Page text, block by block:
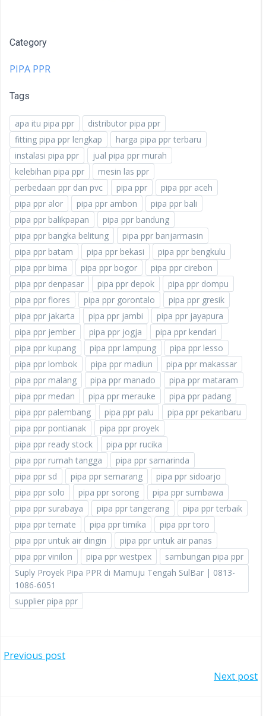
Category
PIPA PPR
Tags
apa itu pipa ppr
distributor pipa ppr
fitting pipa ppr lengkap
harga pipa ppr terbaru
instalasi pipa ppr
jual pipa ppr murah
kelebihan pipa ppr
mesin las ppr
perbedaan ppr dan pvc
pipa ppr
pipa ppr aceh
pipa ppr alor
pipa ppr ambon
pipa ppr bali
pipa ppr balikpapan
pipa ppr bandung
pipa ppr bangka belitung
pipa ppr banjarmasin
pipa ppr batam
pipa ppr bekasi
pipa ppr bengkulu
pipa ppr bima
pipa ppr bogor
pipa ppr cirebon
pipa ppr denpasar
pipa ppr depok
pipa ppr dompu
pipa ppr flores
pipa ppr gorontalo
pipa ppr gresik
pipa ppr jakarta
pipa ppr jambi
pipa ppr jayapura
pipa ppr jember
pipa ppr jogja
pipa ppr kendari
pipa ppr kupang
pipa ppr lampung
pipa ppr lesso
pipa ppr lombok
pipa ppr madiun
pipa ppr makassar
pipa ppr malang
pipa ppr manado
pipa ppr mataram
pipa ppr medan
pipa ppr merauke
pipa ppr padang
pipa ppr palembang
pipa ppr palu
pipa ppr pekanbaru
pipa ppr pontianak
pipa ppr proyek
pipa ppr ready stock
pipa ppr rucika
pipa ppr rumah tangga
pipa ppr samarinda
pipa ppr sd
pipa ppr semarang
pipa ppr sidoarjo
pipa ppr solo
pipa ppr sorong
pipa ppr sumbawa
pipa ppr surabaya
pipa ppr tangerang
pipa ppr terbaik
pipa ppr ternate
pipa ppr timika
pipa ppr toro
pipa ppr untuk air dingin
pipa ppr untuk air panas
pipa ppr vinilon
pipa ppr westpex
sambungan pipa ppr
Suply Proyek Pipa PPR di Mamuju Tengah SulBar | 0813-
1086-6051
supplier pipa ppr
POST
Previous post
Next post